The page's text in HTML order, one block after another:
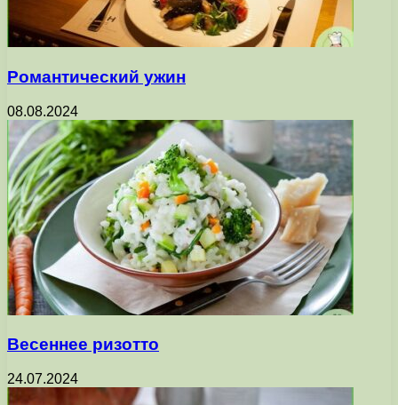
Романтический ужин
08.08.2024
Весеннее ризотто
24.07.2024